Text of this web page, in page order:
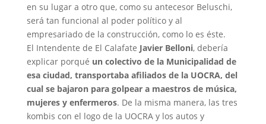
en su lugar a otro que, como su antecesor Beluschi,
será tan funcional al poder político y al
empresariado de la construcción, como lo es éste.
El Intendente de El Calafate Javier Belloni, debería
explicar porqué un colectivo de la Municipalidad de
esa ciudad, transportaba afiliados de la UOCRA, del
cual se bajaron para golpear a maestros de música,
mujeres y enfermeros. De la misma manera, las tres
kombis con el logo de la UOCRA y los autos y